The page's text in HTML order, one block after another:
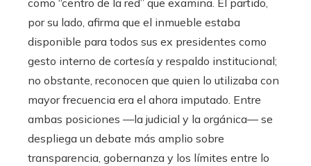
como “centro de la red” que examina. El partido,
por su lado, afirma que el inmueble estaba
disponible para todos sus ex presidentes como
gesto interno de cortesía y respaldo institucional;
no obstante, reconocen que quien lo utilizaba con
mayor frecuencia era el ahora imputado. Entre
ambas posiciones —la judicial y la orgánica— se
despliega un debate más amplio sobre
transparencia, gobernanza y los límites entre lo